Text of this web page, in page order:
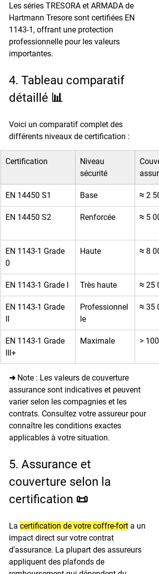
Les séries TRESORA et ARMADA de
Hartmann Tresore sont certifiées EN
1143-1, offrant une protection
professionnelle pour les valeurs
importantes.
4. Tableau comparatif
détaillé 📊
Voici un comparatif complet des
différents niveaux de certification :
Certification
Niveau
sécurité
EN 14450 S1 Base ≈ 2
EN 14450 S2 Renforcée ≈ 5
EN 1143-1 Grade
0
Haute ≈ 8
EN 1143-1 Grade I Très haute ≈ 25
EN 1143-1 Grade
II
Professionnel
le
≈ 35
EN 1143-1 Grade
III+
Maximale >
➜ Note : Les valeurs de couverture
assurance sont indicatives et peuvent
varier selon les compagnies et les
contrats. Consultez votre assureur pour
connaître les conditions exactes
applicables à votre situation.
5. Assurance et
couverture selon la
certification 📜
La certification de votre coffre-fort a un
impact direct sur votre contrat
d'assurance. La plupart des assureurs
appliquent des plafonds de